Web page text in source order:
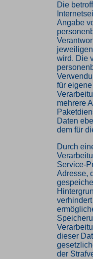
Die
Angabe
wird. Die
für
mehrere
Daten
dem für
Durch
Service-
Adresse,
dieser
der